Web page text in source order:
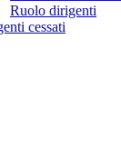
Ruolo dirigenti
cessati